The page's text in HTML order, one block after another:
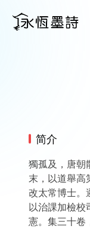
简介
獨孤及，唐朝
末，以道舉高
改太常博士。
以治課加檢校
憲。集三十卷